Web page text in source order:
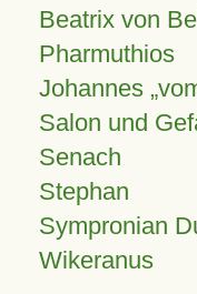
Beatrix von
Pharmuthios
Johannes
Salon und
Senach
Stephan
Sympronian
Wikeranus